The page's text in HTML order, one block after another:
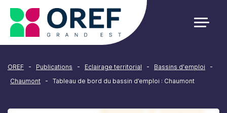
OREF - Publications - Eclairage territorial - Bassins d'emploi -
Chaumont - Tableau de bord du bassin d’emploi : Chaumont